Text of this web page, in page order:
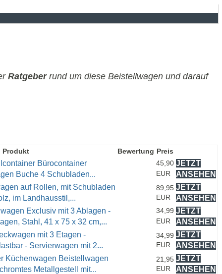
Ratgeberrund um diese Beistellwagen und darauf
Produkt Bewertung Preis
Bürocontainer
Buche 4 Schubladen...
45,90
EUR
JETZT
ANSEHEN
auf Rollen, mit Schubladen
im Landhausstil,...
89,95
EUR
JETZT
ANSEHEN
Exclusiv mit 3 Ablagen -
Stahl, 41 x 75 x 32 cm,...
34,99
EUR
JETZT
ANSEHEN
mit 3 Etagen -
- Servierwagen mit 2...
34,99
EUR
JETZT
ANSEHEN
Küchenwagen Beistellwagen
Metallgestell mit...
21,95
EUR
JETZT
ANSEHEN